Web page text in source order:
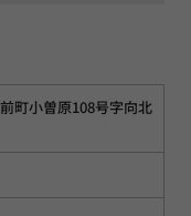
町小曽原108号字向北